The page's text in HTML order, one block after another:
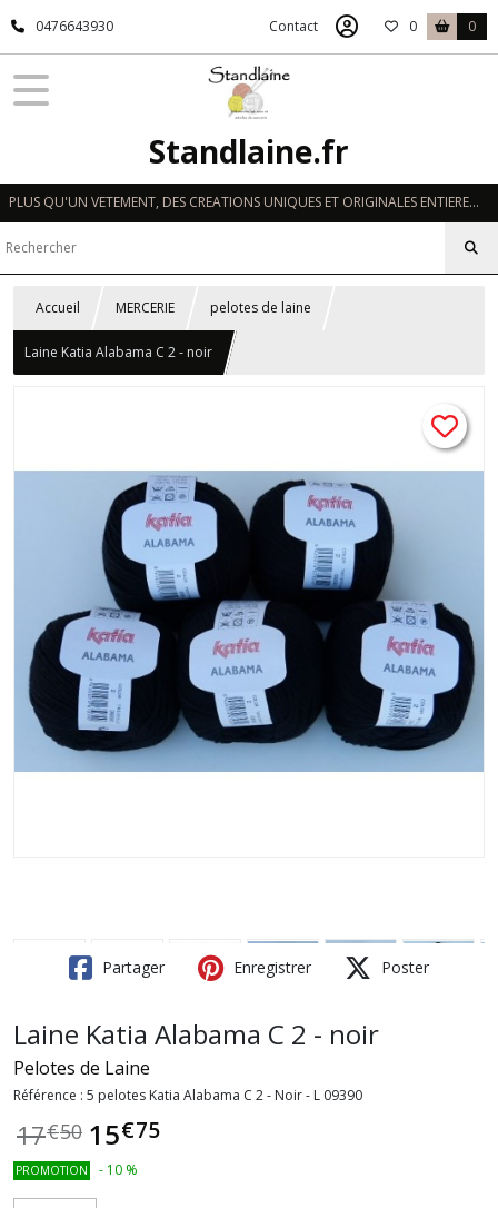
0476643930 Contact 0 0
Standlaine.fr
PLUS QU'UN VETEMENT, DES CREATIONS UNIQUES ET ORIGINALES ENTIEREMENT REALISEES A LA MAIN EN FRANCE
Accueil MERCERIE pelotes de laine
Laine Katia Alabama C 2 - noir
Partager Enregistrer Poster
Laine Katia Alabama C 2 - noir
Pelotes de Laine
Référence : 5 pelotes Katia Alabama C 2 - Noir - L 09390
17€50 15€75
PROMOTION - 10 %